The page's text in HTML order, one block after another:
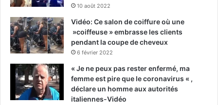
10 août 2022
Vidéo: Ce salon de coiffure où une
»coiffeuse » embrasse les clients
pendant la coupe de cheveux
6 février 2022
« Je ne peux pas rester enfermé, ma
femme est pire que le coronavirus « ,
déclare un homme aux autorités
italiennes-Vidéo